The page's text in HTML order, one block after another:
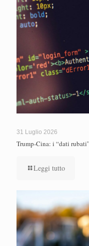
31 Luglio 2026
Trump-Cina: i “dati
Leggi tutto